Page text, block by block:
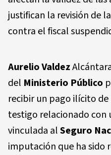
justifican la revisión de
contra el fiscal
Aurelio Valdez
del Ministerio Público
recibir un pago ilícito
testigo relacionado con
vinculada alSeguro
imputación que ha sido